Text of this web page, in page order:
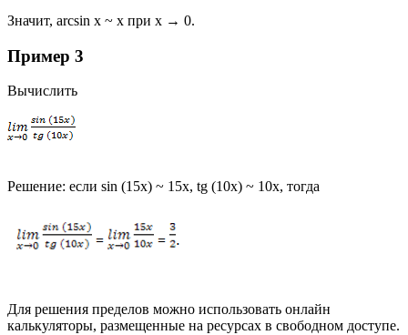
Значит, arcsin x ~ x при x → 0.
Пример 3
Вычислить
Решение: если sin (15x) ~ 15x, tg (10x) ~ 10x, тогда
Для решения пределов можно использовать онлайн
калькуляторы, размещенные на ресурсах в свободном доступе.